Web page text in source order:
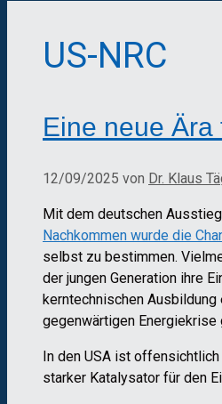
US-NRC
Eine neue
12/09/2025 von Dr. Klaus
Mit dem deutschen
Nachkommen wurde die
selbst zu bestimmen.
der jungen Generation ihre
kerntechnischen
gegenwärtigen Energiekrise
In den USA ist
starker Katalysator für den